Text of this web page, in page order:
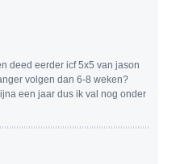
deed eerder icf 5x5 van jason
volgen dan 6-8 weken?
een jaar dus ik val nog onder